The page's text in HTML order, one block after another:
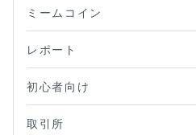
ミームコイン
レポート
初心者向け
取引所